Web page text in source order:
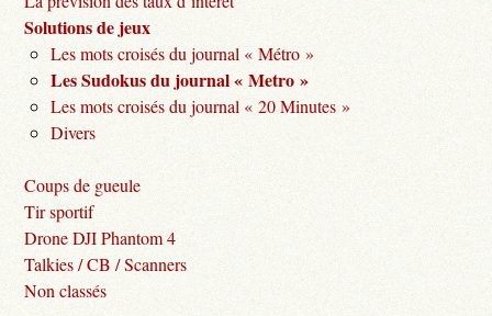
Solutions de jeux
Les mots croisés du journal « Métro »
Les Sudokus du journal « Metro »
Les mots croisés du journal « 20 Minutes »
Divers
Coups de gueule
Tir sportif
Drone DJI Phantom 4
Talkies / CB / Scanners
Non classés